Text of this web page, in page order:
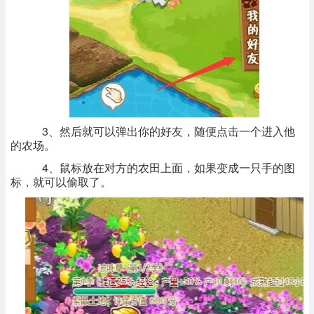
3、然后就可以弹出你的好友，随便点击一个进入他
的农场。
4、鼠标放在对方的农田上面，如果变成一只手的图
标，就可以偷取了。